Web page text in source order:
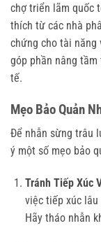
chợ triển lãm quốc
thích từ các nhà
chứng cho tài năng
góp phần nâng
tế.
Mẹo Bảo Quản
Để nhẫn sừng trâu
ý một số mẹo bảo
Tránh Tiếp Xúc
việc tiếp xúc
Hãy tháo nhẫn